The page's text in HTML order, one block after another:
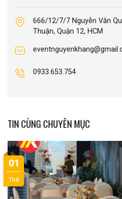
666/12/7/7 Nguyễn Văn
Thuận, Quận 12, HCM
0933.653.754
TIN CÙNG CHUYÊN MỤC
01
Th8